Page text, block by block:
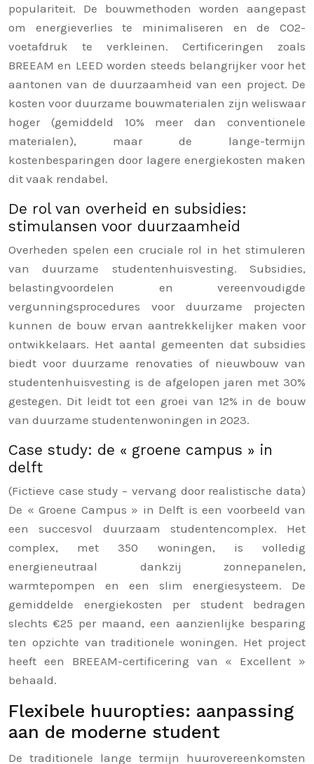
populariteit. De bouwmethoden worden aangepast
om energieverlies te minimaliseren en de CO2-
voetafdruk te verkleinen. Certificeringen zoals
BREEAM en LEED worden steeds belangrijker voor het
aantonen van de duurzaamheid van een project. De
kosten voor duurzame bouwmaterialen zijn weliswaar
hoger (gemiddeld 10% meer dan conventionele
materialen), maar de lange-termijn
kostenbesparingen door lagere energiekosten maken
dit vaak rendabel.
De rol van overheid en subsidies:
stimulansen voor duurzaamheid
Overheden spelen een cruciale rol in het stimuleren
van duurzame studentenhuisvesting. Subsidies,
belastingvoordelen en vereenvoudigde
vergunningsprocedures voor duurzame projecten
kunnen de bouw ervan aantrekkelijker maken voor
ontwikkelaars. Het aantal gemeenten dat subsidies
biedt voor duurzame renovaties of nieuwbouw van
studentenhuisvesting is de afgelopen jaren met 30%
gestegen. Dit leidt tot een groei van 12% in de bouw
van duurzame studentenwoningen in 2023.
Case study: de « groene campus » in
delft
(Fictieve case study – vervang door realistische data)
De « Groene Campus » in Delft is een voorbeeld van
een succesvol duurzaam studentencomplex. Het
complex, met 350 woningen, is volledig
energieneutraal dankzij zonnepanelen,
warmtepompen en een slim energiesysteem. De
gemiddelde energiekosten per student bedragen
slechts €25 per maand, een aanzienlijke besparing
ten opzichte van traditionele woningen. Het project
heeft een BREEAM-certificering van « Excellent »
behaald.
Flexibele huuropties: aanpassing
aan de moderne student
De traditionele lange termijn huurovereenkomsten